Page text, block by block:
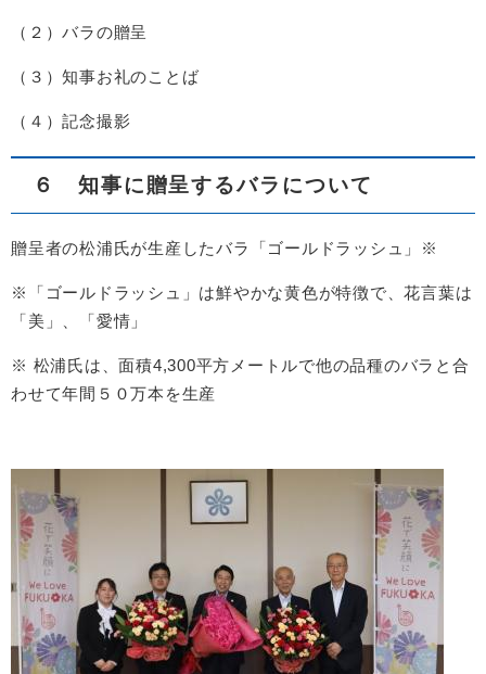
（２）バラの贈呈
（３）知事お礼のことば
（４）記念撮影
６ 知事に贈呈するバラについて
贈呈者の松浦氏が生産したバラ「ゴールドラッシュ」※
※「ゴールドラッシュ」は鮮やかな黄色が特徴で、花言葉は
「美」、「愛情」
※ 松浦氏は、面積4,300平方メートルで他の品種のバラと合
わせて年間５０万本を生産